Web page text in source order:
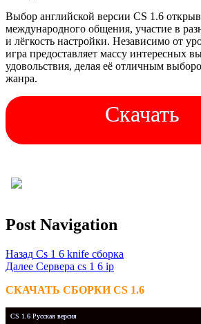
Выбор английской версии CS 1.6
международного общения, участие в
и лёгкость настройки. Независимо от
игра предоставляет массу интересных
удовольствия, делая её отличным
жанра.
Скачать
Post Navigation
Назад Cs 1 6 knife сборка
Далее Сервера cs 1 6 ip
СКАЧАТЬ СБОРКИ CS 1.6
CS 1.6 Русская версия